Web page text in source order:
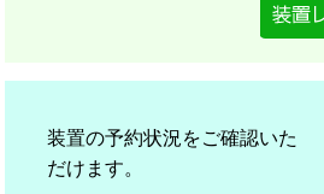
装置の予約状況をご確認いた
だけます。